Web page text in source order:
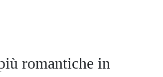
romantiche in